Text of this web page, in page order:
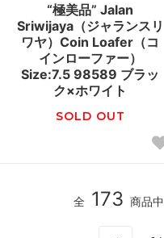
“極美品” Jalan
Sriwijaya（ジャランスリ
ワヤ）Coin Loafer（コ
インローファー）
Size:7.5 98589 ブラッ
ク×ホワイト
SOLD OUT
全 173 商品中